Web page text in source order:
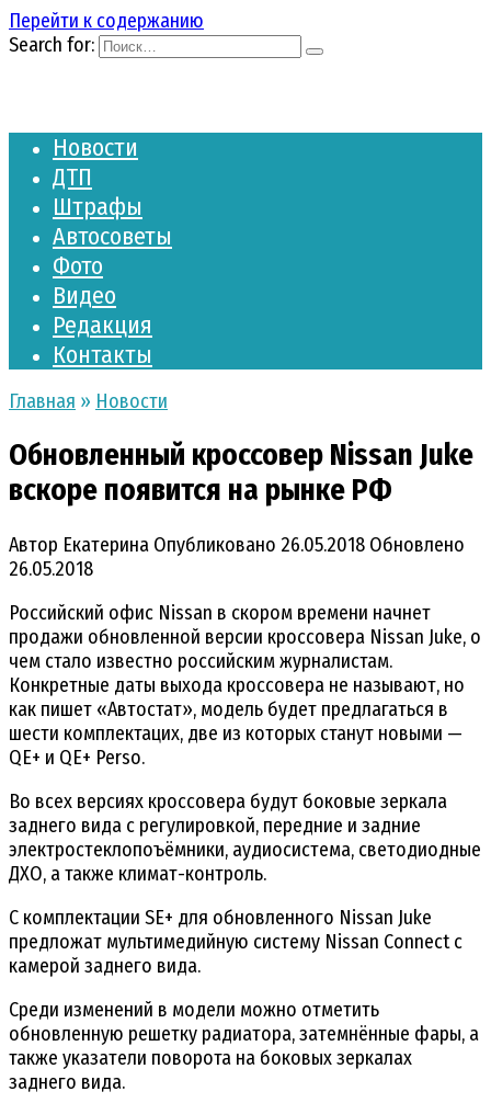
Перейти к содержанию
Search for:
Новости
ДТП
Штрафы
Автосоветы
Фото
Видео
Редакция
Контакты
Главная » Новости
Обновленный кроссовер Nissan Juke
вскоре появится на рынке РФ‍
Автор Екатерина Опубликовано 26.05.2018 Обновлено
26.05.2018
Российский офис Nissan в скором времени начнет
продажи обновленной версии кроссовера Nissan Juke, о
чем стало известно российским журналистам.
Конкретные даты выхода кроссовера не называют, но
как пишет «Автостат», модель будет предлагаться в
шести комплектацих, две из которых станут новыми —
QE+ и QE+ Perso.
Во всех версиях кроссовера будут боковые зеркала
заднего вида с регулировкой, передние и задние
электростеклопоъёмники, аудиосистема, светодиодные
ДХО, а также климат-контроль.
С комплектации SE+ для обновленного Nissan Juke
предложат мультимедийную систему Nissan Connect с
камерой заднего вида.
Среди изменений в модели можно отметить
обновленную решетку радиатора, затемнённые фары, а
также указатели поворота на боковых зеркалах
заднего вида.